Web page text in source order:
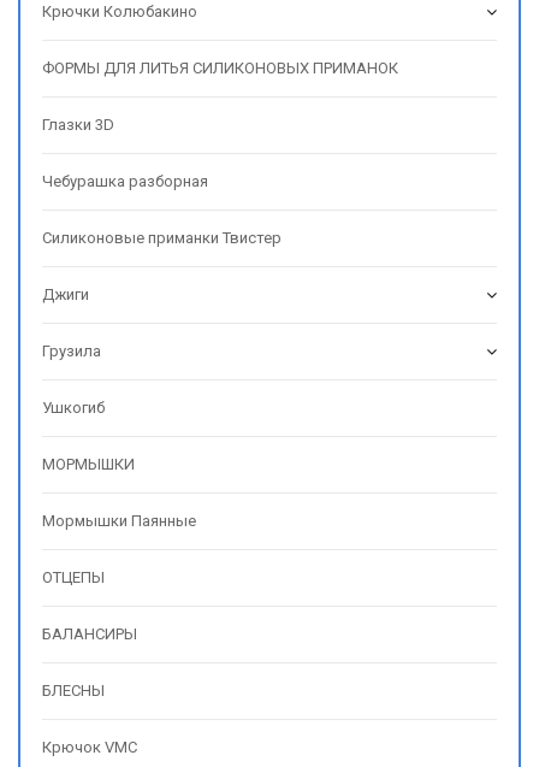
Крючки Колюбакино
ФОРМЫ ДЛЯ ЛИТЬЯ СИЛИКОНОВЫХ ПРИМАНОК
Глазки 3D
Чебурашка разборная
Силиконовые приманки Твистер
Джиги
Грузила
Ушкогиб
МОРМЫШКИ
Мормышки Паянные
ОТЦЕПЫ
БАЛАНСИРЫ
БЛЕСНЫ
Крючок VMC